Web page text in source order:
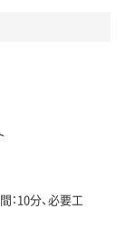
：10分、必要工